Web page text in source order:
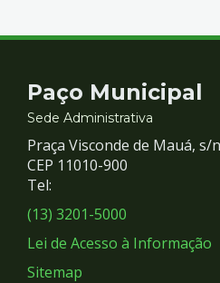
Contato
e
Redes
Sociais
Paço Municipal
Sede Administrativa
Praça Visconde de Mauá, s/
CEP 11010-900
Tel:
(13) 3201-5000
Lei de Acesso à Informação
Sitemap